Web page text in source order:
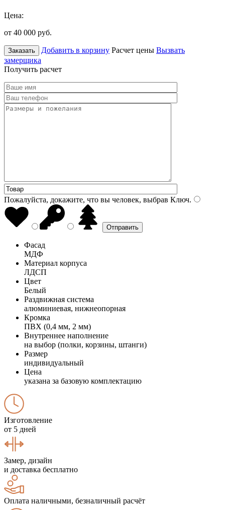
Цена:
от 40 000 руб.
Заказать Добавить в корзину Расчет цены Вызвать
замерщика
Получить расчет
Пожалуйста, докажите, что вы человек, выбрав Ключ.
Фасад
МДФ
Материал корпуса
ЛДСП
Цвет
Белый
Раздвижная система
алюминиевая, нижнеопорная
Кромка
ПВХ (0,4 мм, 2 мм)
Внутреннее наполнение
на выбор (полки, корзины, штанги)
Размер
индивидуальный
Цена
указана за базовую комплектацию
Изготовление
от 5 дней
Замер, дизайн
и доставка бесплатно
Оплата наличными, безналичный расчёт